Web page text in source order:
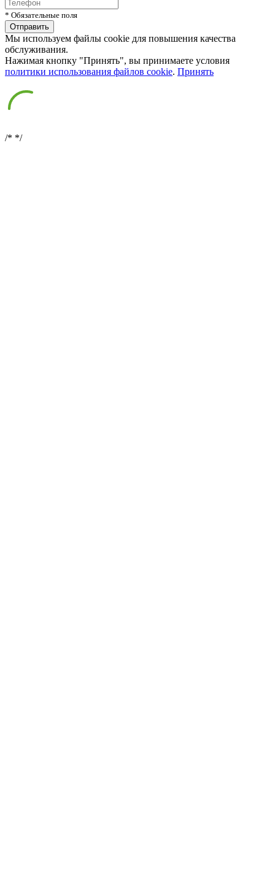
* Обязательные поля
Мы используем файлы cookie для повышения качества
обслуживания.
Нажимая кнопку "Принять", вы принимаете условия
политики использования файлов cookie. Принять
/* */